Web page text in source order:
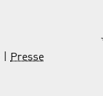
Presse